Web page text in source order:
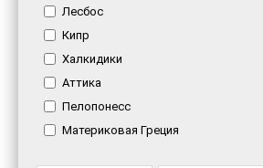
Лесбос
Кипр
Халкидики
Аттика
Пелопонесс
Материковая Греция